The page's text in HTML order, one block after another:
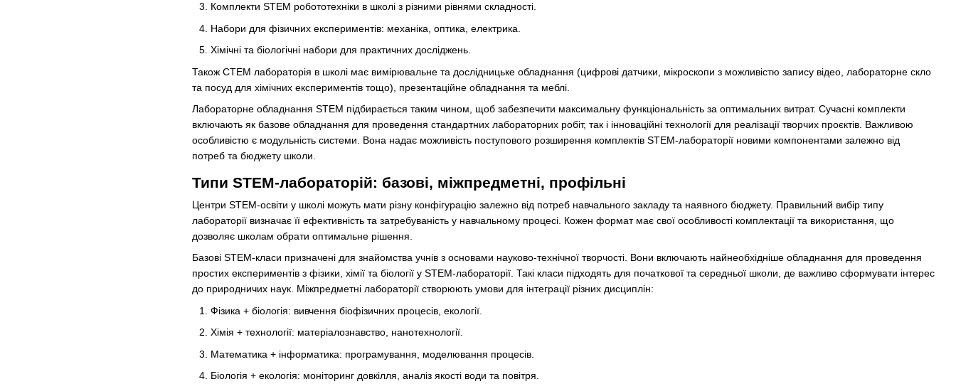
Комплекти STEM робототехніки в школі з різними рівнями складності.
Набори для фізичних експериментів: механіка, оптика, електрика.
Хімічні та біологічні набори для практичних досліджень.
Також СТЕМ лабораторія в школі має вимірювальне та дослідницьке обладнання (цифрові датчики, мікроскопи з можливістю запису відео, лабораторне скло
та посуд для хімічних експериментів тощо), презентаційне обладнання та меблі.
Лабораторне обладнання STEM підбирається таким чином, щоб забезпечити максимальну функціональність за оптимальних витрат. Сучасні комплекти
включають як базове обладнання для проведення стандартних лабораторних робіт, так і інноваційні технології для реалізації творчих проєктів. Важливою
особливістю є модульність системи. Вона надає можливість поступового розширення комплектів STEM-лабораторії новими компонентами залежно від
потреб та бюджету школи.
Типи STEM-лабораторій: базові, міжпредметні, профільні
Центри STEM-освіти у школі можуть мати різну конфігурацію залежно від потреб навчального закладу та наявного бюджету. Правильний вибір типу
лабораторії визначає її ефективність та затребуваність у навчальному процесі. Кожен формат має свої особливості комплектації та використання, що
дозволяє школам обрати оптимальне рішення.
Базові STEM-класи призначені для знайомства учнів з основами науково-технічної творчості. Вони включають найнеобхідніше обладнання для проведення
простих експериментів з фізики, хімії та біології у STEM-лабораторії. Такі класи підходять для початкової та середньої школи, де важливо сформувати інтерес
до природничих наук. Міжпредметні лабораторії створюють умови для інтеграції різних дисциплін:
Фізика + біологія: вивчення біофізичних процесів, екології.
Хімія + технології: матеріалознавство, нанотехнології.
Математика + інформатика: програмування, моделювання процесів.
Біологія + екологія: моніторинг довкілля, аналіз якості води та повітря.